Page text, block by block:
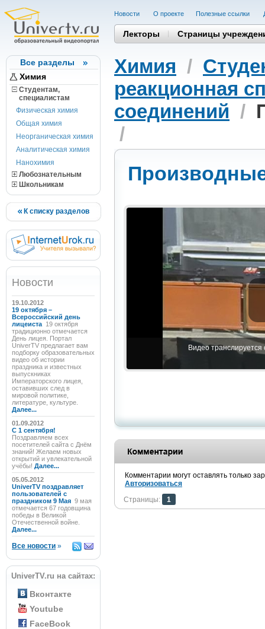
Все разделы
Химия
Студентам,
cпециалистам
Физическая химия
Общая химия
Неорганическая химия
Аналитическая химия
Нанохимия
Любознательным
Школьникам
К списку разделов
Новости
19.10.2012
19 октября –
Всероссийский день
лицеиста 19 октября
традиционно отмечается
День лицея. Портал
UniverTV предлагает вам
подборку образовательных
видео об истории
праздника и известных
выпускниках
Императорского лицея,
оставивших след в
мировой политике,
литературе, культуре.
Далее...
01.09.2012
C 1 сентября!
Поздравляем всех
посетителей сайта с Днём
знаний! Желаем новых
открытий и увлекательной
учёбы! Далее...
05.05.2012
UniverTV поздравляет
пользователей с
праздником 9 Мая 9 мая
отмечается 67 годовщина
победы в Великой
Отечественной войне.
Далее...
Все новости »
UniverTV.ru на сайтах:
Вконтакте
Youtube
FaceBook
Новости О проекте Полезные cсылки
Лекторы Страницы
Химия /
реакционная
соединений /
/
Видео
Комментарии могут оставлять только
Авторизоваться
Страницы:
1